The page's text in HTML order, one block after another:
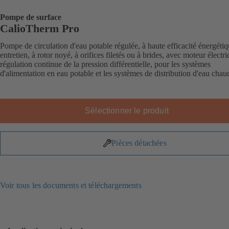
Pompe de surface
CalioTherm Pro
Pompe de circulation d'eau potable régulée, à haute efficacité
entretien, à rotor noyé, à orifices filetés ou à brides, avec moteur
régulation continue de la pression différentielle, pour les systèmes
d'alimentation en eau potable et les systèmes de distribution d'eau
Sélectionner le produit
Pièces détachées
Voir tous les documents et téléchargements